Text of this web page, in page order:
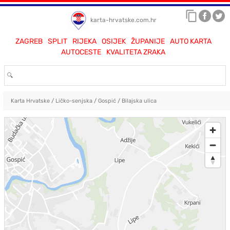
karta-hrvatske.com.hr
ZAGREB SPLIT RIJEKA OSIJEK ŽUPANIJE
AUTO KARTA
AUTOCESTE
KVALITETA ZRAKA
Karta Hrvatske/ Ličko-senjska/ Gospić/ Bilajska ulica